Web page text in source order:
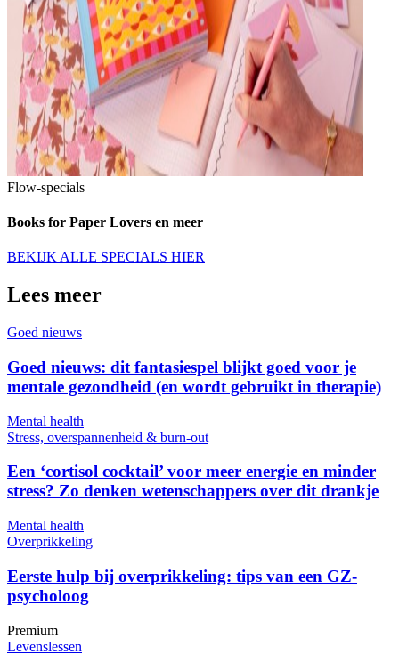
Flow-specials
Books for Paper Lovers en meer
BEKIJK ALLE SPECIALS HIER
Lees meer
Goed nieuws
Goed nieuws: dit fantasiespel blijkt goed voor je
mentale gezondheid (en wordt gebruikt in therapie)
Mental health
Stress, overspannenheid & burn-out
Een ‘cortisol cocktail’ voor meer energie en minder
stress? Zo denken wetenschappers over dit drankje
Mental health
Overprikkeling
Eerste hulp bij overprikkeling: tips van een GZ-
psycholoog
Premium
Levenslessen